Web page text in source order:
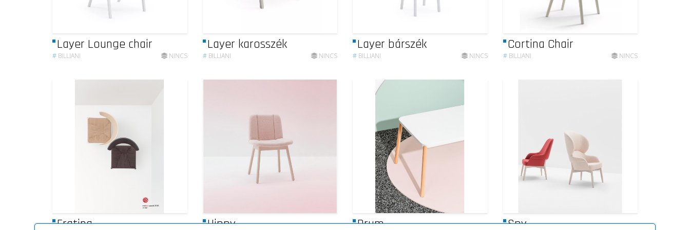
Layer Lounge chair
# BILLIANI NINCS
Layer karosszék
# BILLIANI NINCS
Layer bárszék
# BILLIANI NINCS
Cortina Chair
# BILLIANI NINCS
Fratina Hippy Drum Spy